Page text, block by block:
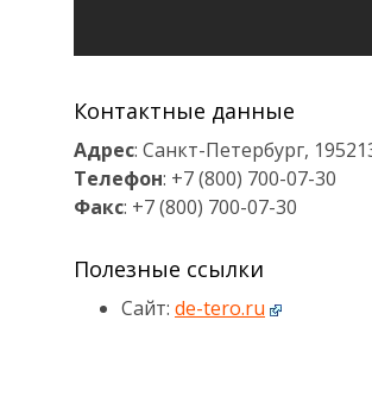
Контактные данные
Адрес: Санкт-Петербург,
Телефон: +7 (800) 700-07-30
Факс: +7 (800) 700-07-30
Полезные ссылки
Сайт: de-tero.ru